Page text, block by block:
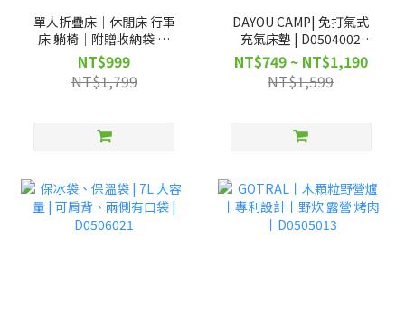
單人折疊床｜休閒床 行軍
床 躺椅｜附贈收納袋 ｜
D0503069
NT$999
NT$1,799
DAYOU CAMP| 免打氣式
充氣床墊 | D0504002
D0504012
NT$749 ~ NT$1,190
NT$1,599